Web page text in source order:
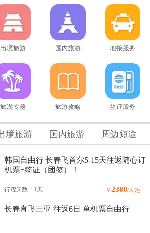
出境旅游 国内旅游 地接服务
旅游专题 旅游攻略 签证服务
境旅游 国内旅游 周边短途
韩国自由行 长春飞首尔5-15天往返随心订
机票+签证（团签）！
行程天数：1天 ￥ 2380/人起
长春直飞三亚 往返6日 单机票自由行